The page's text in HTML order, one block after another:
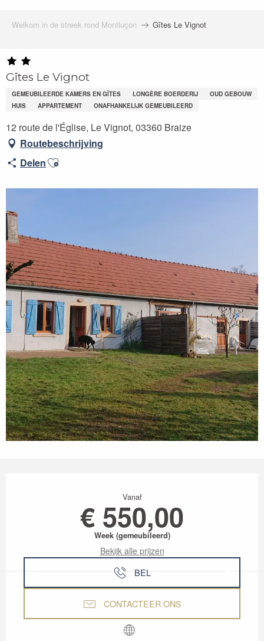
Welkom in de streek rond Montluçon Gîtes Le Vignot
Gîtes Le Vignot
GEMEUBILEERDE KAMERS EN GÎTES LONGÈRE BOERDERIJ
OUD GEBOUW
HUIS
APPARTEMENT ONAFHANKELIJK GEMEUBILEERD
12 route de l'Église, Le Vignot, 03360 Braize
Routebeschrijving
DelenAjouter aux favoris
Vanaf
€ 550,00
Week (gemeubileerd)
Bekijk alle prijzen
BEL
CONTACTEER ONS